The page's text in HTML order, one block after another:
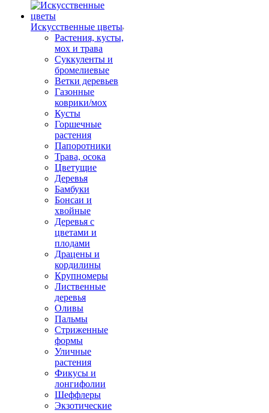
Искусственные цветы
Растения, кусты,
мох и трава
Суккуленты и
бромелиевые
Ветки деревьев
Газонные
коврики/мох
Кусты
Горшечные
растения
Папоротники
Трава, осока
Цветущие
Деревья
Бамбуки
Бонсаи и
хвойные
Деревья с
цветами и
плодами
Драцены и
кордилины
Крупномеры
Лиственные
деревья
Оливы
Пальмы
Стриженные
формы
Уличные
растения
Фикусы и
лонгифолии
Шеффлеры
Экзотические